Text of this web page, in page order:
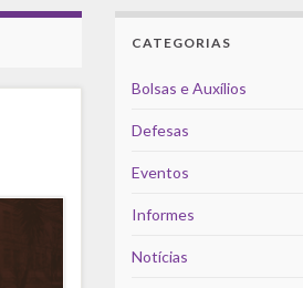
CATEGORIAS
Bolsas e Auxílios
Defesas
Eventos
Informes
Notícias